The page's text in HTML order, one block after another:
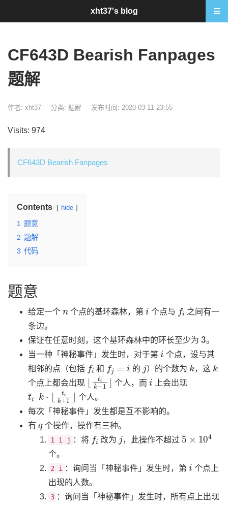
CF643D Bearish Fanpages
题解
作者: xht37 分类: 题解 发布时间: 2020-03-11 23:55
Visits: 974
CF643D Bearish Fanpages
Contents hide
1 题意
2 题解
3 代码
题意
给定一个 个点的基环森林，第
i
个点与
i
之间有一
条边。
保证在任意时刻，这个基环森林中的环长至少为
3
。
当一种「神秘事件」发生时，对于第
i
个点，设与其
相邻的点（包括
i
和
j=
的 ）的个数为
k
，这
k
个点上都会出现
⌊ k+ 1⌋
个人，而
i
上会出现
t k i +1
个人。
每次「神秘事件」发生都是互不影响的。
有
个操作，操作有三种。
1 i j ：将
i
改为 ，此操作不超过
5 104
个。
2 i ：询问当「神秘事件」发生时，第
i
个点上
出现的人数。
3 ：询问当「神秘事件」发生时，所有点上出现
xht37's blog